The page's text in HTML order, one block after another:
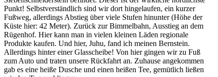
Punkt! Selbstverständlich sind wir dort hingelaufen, ein kurzer
Fußweg, allerdings Abstieg über viele Stufen hinunter (Höhe der
Küste hier: 42 Meter). Zurück zur Bimmelbahn, Ausstieg an dem
Rügenhof. Hier kann man in vielen kleinen Läden regionale
Produkte kaufen. Und hier, Juhu, fand ich meinen Bernstein.
Allerdings hinter einer Glasscheibe! Von hier gingen wir zu Fuß
zum Auto und traten unsere Rückfahrt an. Zuhause angekommen
gab es eine heiße Dusche und einen heißen Tee, gemütlich ließen